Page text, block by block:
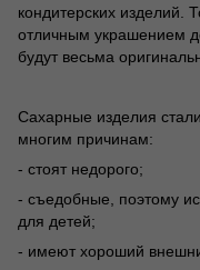
кондитерских изделий.
отличным украшением
будут весьма
Сахарные изделия
многим причинам:
- стоят недорого;
- съедобные, поэтому
для детей;
- имеют хороший